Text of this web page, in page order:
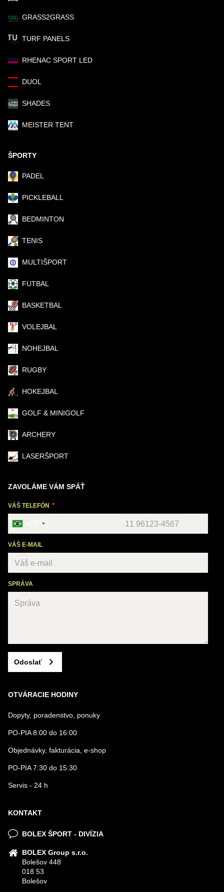
GRASS2GRASS
TURF PANELS
RHENAC SPORT LED
DUOL
SHADES
MEISTER TENT
ŠPORTY
PADEL
PICKLEBALL
BEDMINTON
TENIS
MULTIŠPORT
FUTBAL
BASKETBAL
VOLEJBAL
NOHEJBAL
RUGBY
HOKEJBAL
GOLF & MINIGOLF
ARCHERY
LASERŠPORT
ZAVOLÁME VÁM SPÄŤ
VÁŠ TELEFÓN
VÁŠ E-MAIL
SPRÁVA
Odoslať
OTVÁRACIE HODINY
Dopyty, poradenstvo, ponuky
PO-PIA 8:00 do 16:00
Objednávky, fakturácia, e-shop
PO-PIA 7:30 do 15:30
Servis - 24 h
KONTAKT
BOLEX ŠPORT - DIVÍZIA
BOLEX Group s.r.o.
Bolešov 448
018 53
Bolešov